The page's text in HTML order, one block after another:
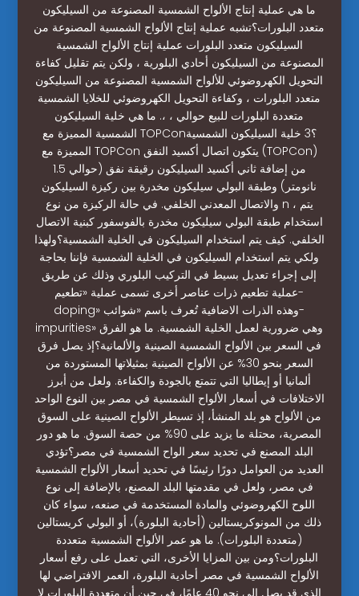
ما هي عملية إنتاج الألواح الشمسية المصنوعة من السيليكون
متعدد البلورات؟تشبه عملية إنتاج الألواح الشمسية المصنوعة من
السيليكون متعدد البلورات عملية إنتاج الألواح الشمسية
المصنوعة من السيليكون أحادي البلورية ، ولكن يتم تقليل كفاءة
التحويل الكهروضوئي للألواح الشمسية المصنوعة من السيليكون
متعدد البلورات ، وكفاءة التحويل الكهروضوئي للخلايا الشمسية
متعددة البلورات للبيع حوالي ، ،. ما هي خلية السيليكون
الشمسية المميزة مع TOPCon؟3 خلية السيليكون الشمسية
المميزة مع TOPCon يتكون اتصال أكسيد النفق (TOPCon)
من إضافة ثاني أكسيد السيليكون رقيقة نفق (حوالي 1.5
نانومتر) وطبقة البولي سيليكون مخدرة بين ركيزة السيليكون
والاتصال المعدني الخلفي. في حالة الركيزة من نوع n ، يتم
استخدام طبقة البولي سيليكون مخدرة بالفوسفور كبنية الاتصال
الخلفي. كيف يتم استخدام السيليكون في الخلية الشمسية؟ولهذا
ولكي يتم استخدام السيليكون في الخلية الشمسية فإننا بحاجة
إلى إجراء تعديل بسيط في التركيب البلوري وذلك عن طريق
عملية تطعيم ذرات عناصر أخرى تسمى عملية «تطعيم-
doping» وهذه الذرات الاضافية تُعرف باسم «شوائب-
impurities» وهي ضرورية لعمل الخلية الشمسية. ما هو الفرق
في السعر بين الألواح الشمسية الصينية والألمانية؟إذ يصل فرق
السعر بنحو 30% عن الألواح الصينية بمثيلاتها المستوردة من
ألمانيا أو إيطاليا التي تتمتع بالجودة والكفاءة. ولعل من أبرز
الاختلافات في أسعار الألواح الشمسية في مصر بين النوع الواحد
من الألواح هو بلد المنشأ، إذ تسيطر الألواح الصينية على السوق
المصرية، محتلة ما يزيد على 90% من حصة السوق. ما هو دور
البلد المصنع في تحديد سعر الواح الشمسية في مصر؟تؤدي
العديد من العوامل دورًا رئيسًا في تحديد أسعار الألواح الشمسية
في مصر، ولعل في مقدمتها البلد المصنع، بالإضافة إلى نوع
اللوح الكهروضوئي والمادة المستخدمة في صنعه، سواء كان
ذلك من المونوكريستالين (أحادية البلورة)، أو البولي كريستالين
(متعددة البلورات). ما هو عمر الألواح الشمسية متعددة
البلورات؟ومن بين المزايا الأخرى، التي تعمل على رفع أسعار
الألواح الشمسية في مصر أحادية البلورة، العمر الافتراضي لها
الذي قد يصل إلى نحو 40 عامًا، في حين أن متعددة البلورات لا